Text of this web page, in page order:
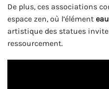
De plus, ces associations
espace zen, où l’élément
artistique des statues
ressourcement.